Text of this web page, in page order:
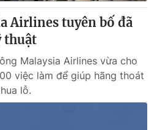
Airlines tuyên bố đã
thuật
Malaysia Airlines vừa cho
việc làm để giúp hãng thoát
lỗ.